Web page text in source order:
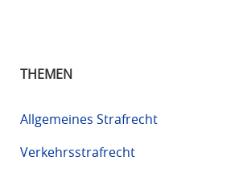
THEMEN
Allgemeines Strafrecht
Verkehrsstrafrecht